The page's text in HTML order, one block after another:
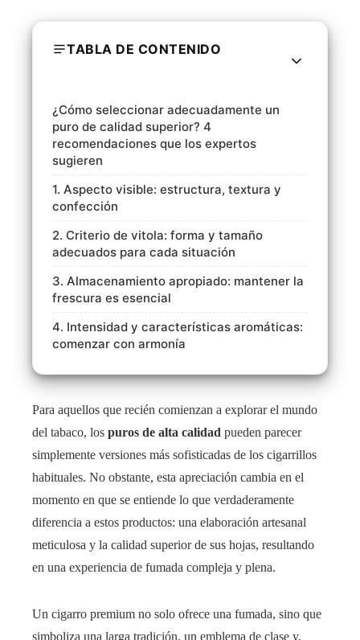
TABLA DE CONTENIDO
¿Cómo seleccionar adecuadamente un
puro de calidad superior? 4
recomendaciones que los expertos
sugieren
1. Aspecto visible: estructura, textura y
confección
2. Criterio de vitola: forma y tamaño
adecuados para cada situación
3. Almacenamiento apropiado: mantener la
frescura es esencial
4. Intensidad y características aromáticas:
comenzar con armonía
Para aquellos que recién comienzan a explorar el mundo
del tabaco, los puros de alta calidad pueden parecer
simplemente versiones más sofisticadas de los cigarrillos
habituales. No obstante, esta apreciación cambia en el
momento en que se entiende lo que verdaderamente
diferencia a estos productos: una elaboración artesanal
meticulosa y la calidad superior de sus hojas, resultando
en una experiencia de fumada compleja y plena.
Un cigarro premium no solo ofrece una fumada, sino que
simboliza una larga tradición, un emblema de clase y,